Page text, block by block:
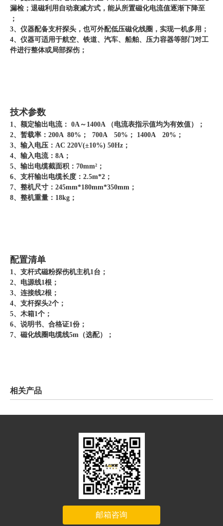
漏检；退磁利用自动衰减方式，能从所置磁化电流值逐渐下降至
；
3、仪器配备支杆探头，也可外配低压磁化线圈，实现一机多用；
4、仪器可适用于航空、铁道、汽车、船舶、压力容器等部门对工
件进行整体或局部探伤；
技术参数
1、额定输出电流： 0A～1400A （电流表指示值均为有效值）；
2、暂载率：200A 80%； 700A 50%； 1400A 20%；
3、输入电压：AC 220V(±10%) 50Hz；
4、输入电流：8A；
5、输出电缆截面积：70mm²；
6、支杆输出电缆长度：2.5m*2；
7、整机尺寸：245mm*180mm*350mm；
8、整机重量：18kg；
配置清单
1、支杆式磁粉探伤机主机1台；
2、电源线1根；
3、连接线2根；
4、支杆探头2个；
5、木箱1个；
6、说明书、合格证1份；
7、磁化线圈电缆线5m（选配）；
相关产品
邮箱咨询